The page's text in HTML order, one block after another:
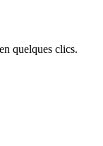
quelques clics.